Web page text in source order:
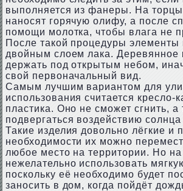
выполняется из фанеры. На
наносят горячую олифу, а после
помощи молотка, чтобы влага не
После такой процедуры элементы
двойным слоем лака. Деревянное
держать под открытым небом,
свой первоначальный вид.
Самым лучшим вариантом для
использования считается кресло-
пластика. Оно не сможет сгнить, а
подвергаться воздействию
Такие изделия довольно лёгкие и
необходимости их можно
любое место на территории. Но на
нежелательно использовать
поскольку её необходимо будет
заносить в дом, когда пойдёт